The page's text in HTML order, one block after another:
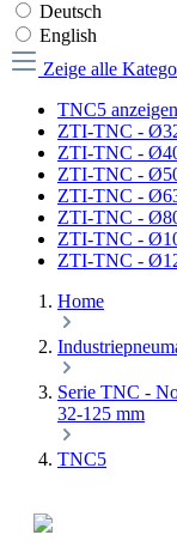
Deutsch
English
Zeige alle
TNC5 anzeigen
ZTI-TNC -
ZTI-TNC -
ZTI-TNC -
ZTI-TNC -
ZTI-TNC -
ZTI-TNC -
ZTI-TNC -
Home
Serie TNC -
32-125 mm
TNC5